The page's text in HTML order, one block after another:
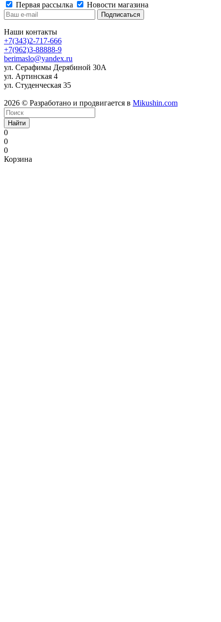
Первая рассылка
Новости магазина
Наши контакты
+7(343)2-717-666
+7(962)3-88888-9
berimaslo@yandex.ru
ул. Серафимы Дерябиной 30А
ул. Артинская 4
ул. Студенческая 35
2026 © Разработано и продвигается в Mikushin.com
Найти
0
0
0
Корзина